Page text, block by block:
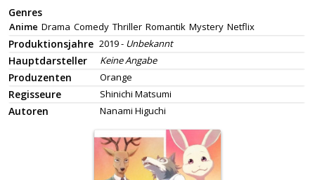
Genres
Anime Drama Comedy Thriller Romantik Mystery Netflix
Produktionsjahre 2019 - Unbekannt
Hauptdarsteller Keine Angabe
Produzenten Orange
Regisseure Shinichi Matsumi
Autoren Nanami Higuchi